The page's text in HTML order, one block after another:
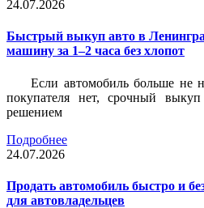
24.07.2026
Быстрый выкуп авто в
машину за 1–2 часа без хлопот
Если автомобиль больше не
покупателя нет, срочный
решением
Подробнее
24.07.2026
Продать автомобиль быстро и
для автовладельцев